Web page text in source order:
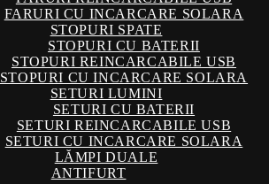
FARURI CU INCARCARE SOLARA
STOPURI SPATE
STOPURI CU BATERII
STOPURI REINCARCABILE USB
STOPURI CU INCARCARE SOLARA
SETURI LUMINI
SETURI CU BATERII
SETURI REINCARCABILE USB
SETURI CU INCARCARE SOLARA
LĂMPI DUALE
ANTIFURT